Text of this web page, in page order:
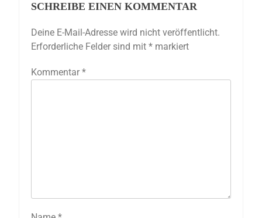
SCHREIBE EINEN KOMMENTAR
Deine E-Mail-Adresse wird nicht veröffentlicht.
Erforderliche Felder sind mit * markiert
Kommentar *